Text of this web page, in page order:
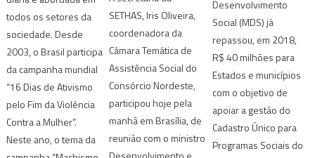
todos os setores da
sociedade. Desde
2003, o Brasil participa
da campanha mundial
“16 Dias de Ativismo
pelo Fim da Violência
Contra a Mulher”.
Neste ano, o tema da
SETHAS, Iris Oliveira,
coordenadora da
Câmara Temática de
Assistência Social do
Consórcio Nordeste,
participou hoje pela
manhã em Brasília, de
reunião com o ministro
Desenvolvimento
Social (MDS) já
repassou, em 2018,
R$ 40 milhões para
Estados e municípios
com o objetivo de
apoiar a gestão do
Cadastro Único para
Programas Sociais do